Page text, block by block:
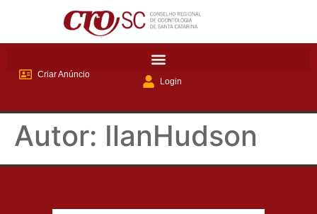
Criar Anúncio
Login
Autor: IlanHudson